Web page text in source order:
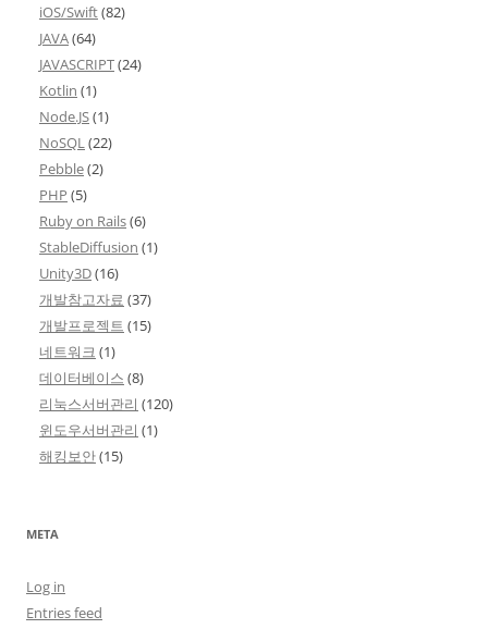
iOS/Swift(82)
JAVA(64)
JAVASCRIPT(24)
Kotlin (1)
Node.JS(1)
NoSQL (22)
Pebble(2)
PHP (5)
Ruby on Rails(6)
StableDiffusion (1)
Unity3D(16)
개발참고자료 (37)
개발프로젝트 (15)
네트워크 (1)
데이터베이스 (8)
리눅스서버관리 (120)
윈도우서버관리 (1)
해킹보안(15)
META
Log in
Entries feed